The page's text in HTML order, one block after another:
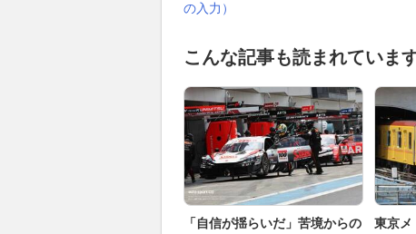
の入力）
こんな記事も読まれていま
「自信が揺らいだ」苦境からの
東京メ